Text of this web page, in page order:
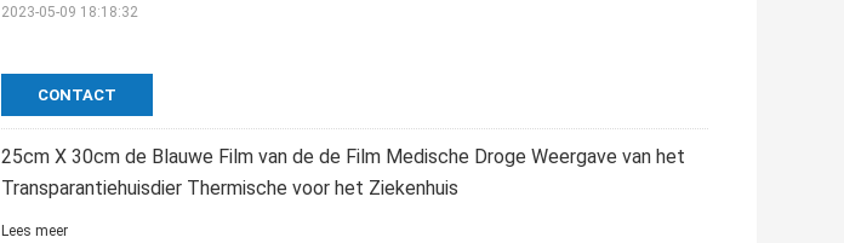
CONTACT
2023-05-09 18:18:32
25cm X 30cm de Blauwe Film van de de Film Medische Droge Weergave van het
Transparantiehuisdier Thermische voor het Ziekenhuis
Lees meer